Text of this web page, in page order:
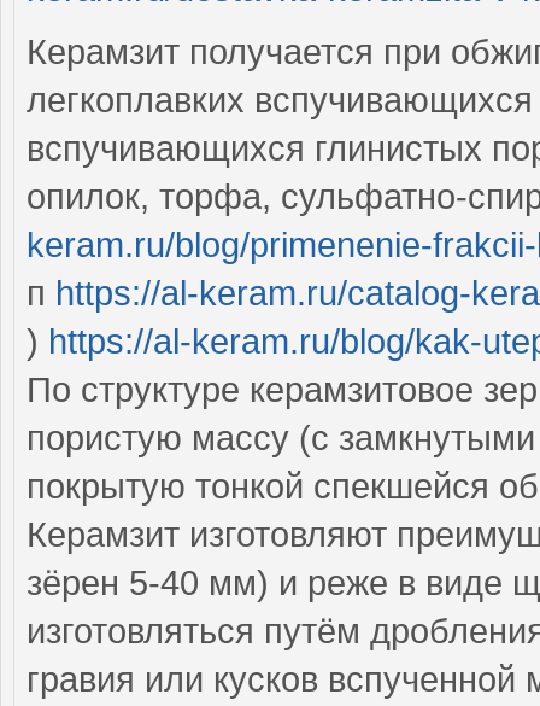
Керамзит получается при
легкоплавких
вспучивающихся глинистых
опилок, торфа, сульфатно-
keram.ru/blog/primenenie-
п https://al-keram.ru/catalog-
) https://al-keram.ru/blog/kak-
По структуре керамзитовое
пористую массу (с
покрытую тонкой спекшейся
Керамзит изготовляют
зёрен 5-40 мм) и реже в виде
изготовляться путём
гравия или кусков